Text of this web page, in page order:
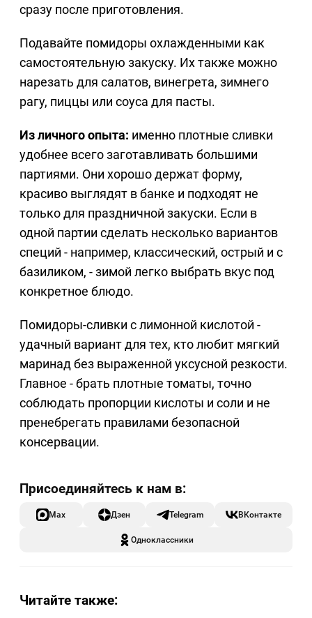
сразу после приготовления.
Подавайте помидоры охлажденными как
самостоятельную закуску. Их также можно
нарезать для салатов, винегрета, зимнего
рагу, пиццы или соуса для пасты.
Из личного опыта: именно плотные сливки
удобнее всего заготавливать большими
партиями. Они хорошо держат форму,
красиво выглядят в банке и подходят не
только для праздничной закуски. Если в
одной партии сделать несколько вариантов
специй - например, классический, острый и с
базиликом, - зимой легко выбрать вкус под
конкретное блюдо.
Помидоры-сливки с лимонной кислотой -
удачный вариант для тех, кто любит мягкий
маринад без выраженной уксусной резкости.
Главное - брать плотные томаты, точно
соблюдать пропорции кислоты и соли и не
пренебрегать правилами безопасной
консервации.
Max Дзен Telegram ВКонтакте
Одноклассники
Читайте также: